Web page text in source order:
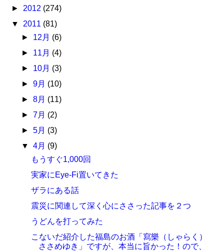
► 2012 (274)
▼ 2011 (81)
► 12月 (6)
► 11月 (4)
► 10月 (3)
► 9月 (10)
► 8月 (11)
► 7月 (2)
► 5月 (3)
▼ 4月 (9)
もうすぐ1,000回
実家にEye-Fi置いてきた
ザラにある話
震災に関連して深く心にささった記事を２つ
うどんを打ってみた
こないだ紹介した福島のお酒「寫樂（しゃらく）
ささめゆき」ですが、本当に旨かった！ので、